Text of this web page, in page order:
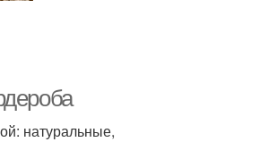
натуральные,